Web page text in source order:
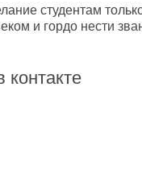
студентам
и гордо нести